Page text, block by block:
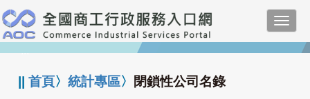
跳
到
主
要
:::
||首頁〉統計專區〉 閉鎖性公司名錄